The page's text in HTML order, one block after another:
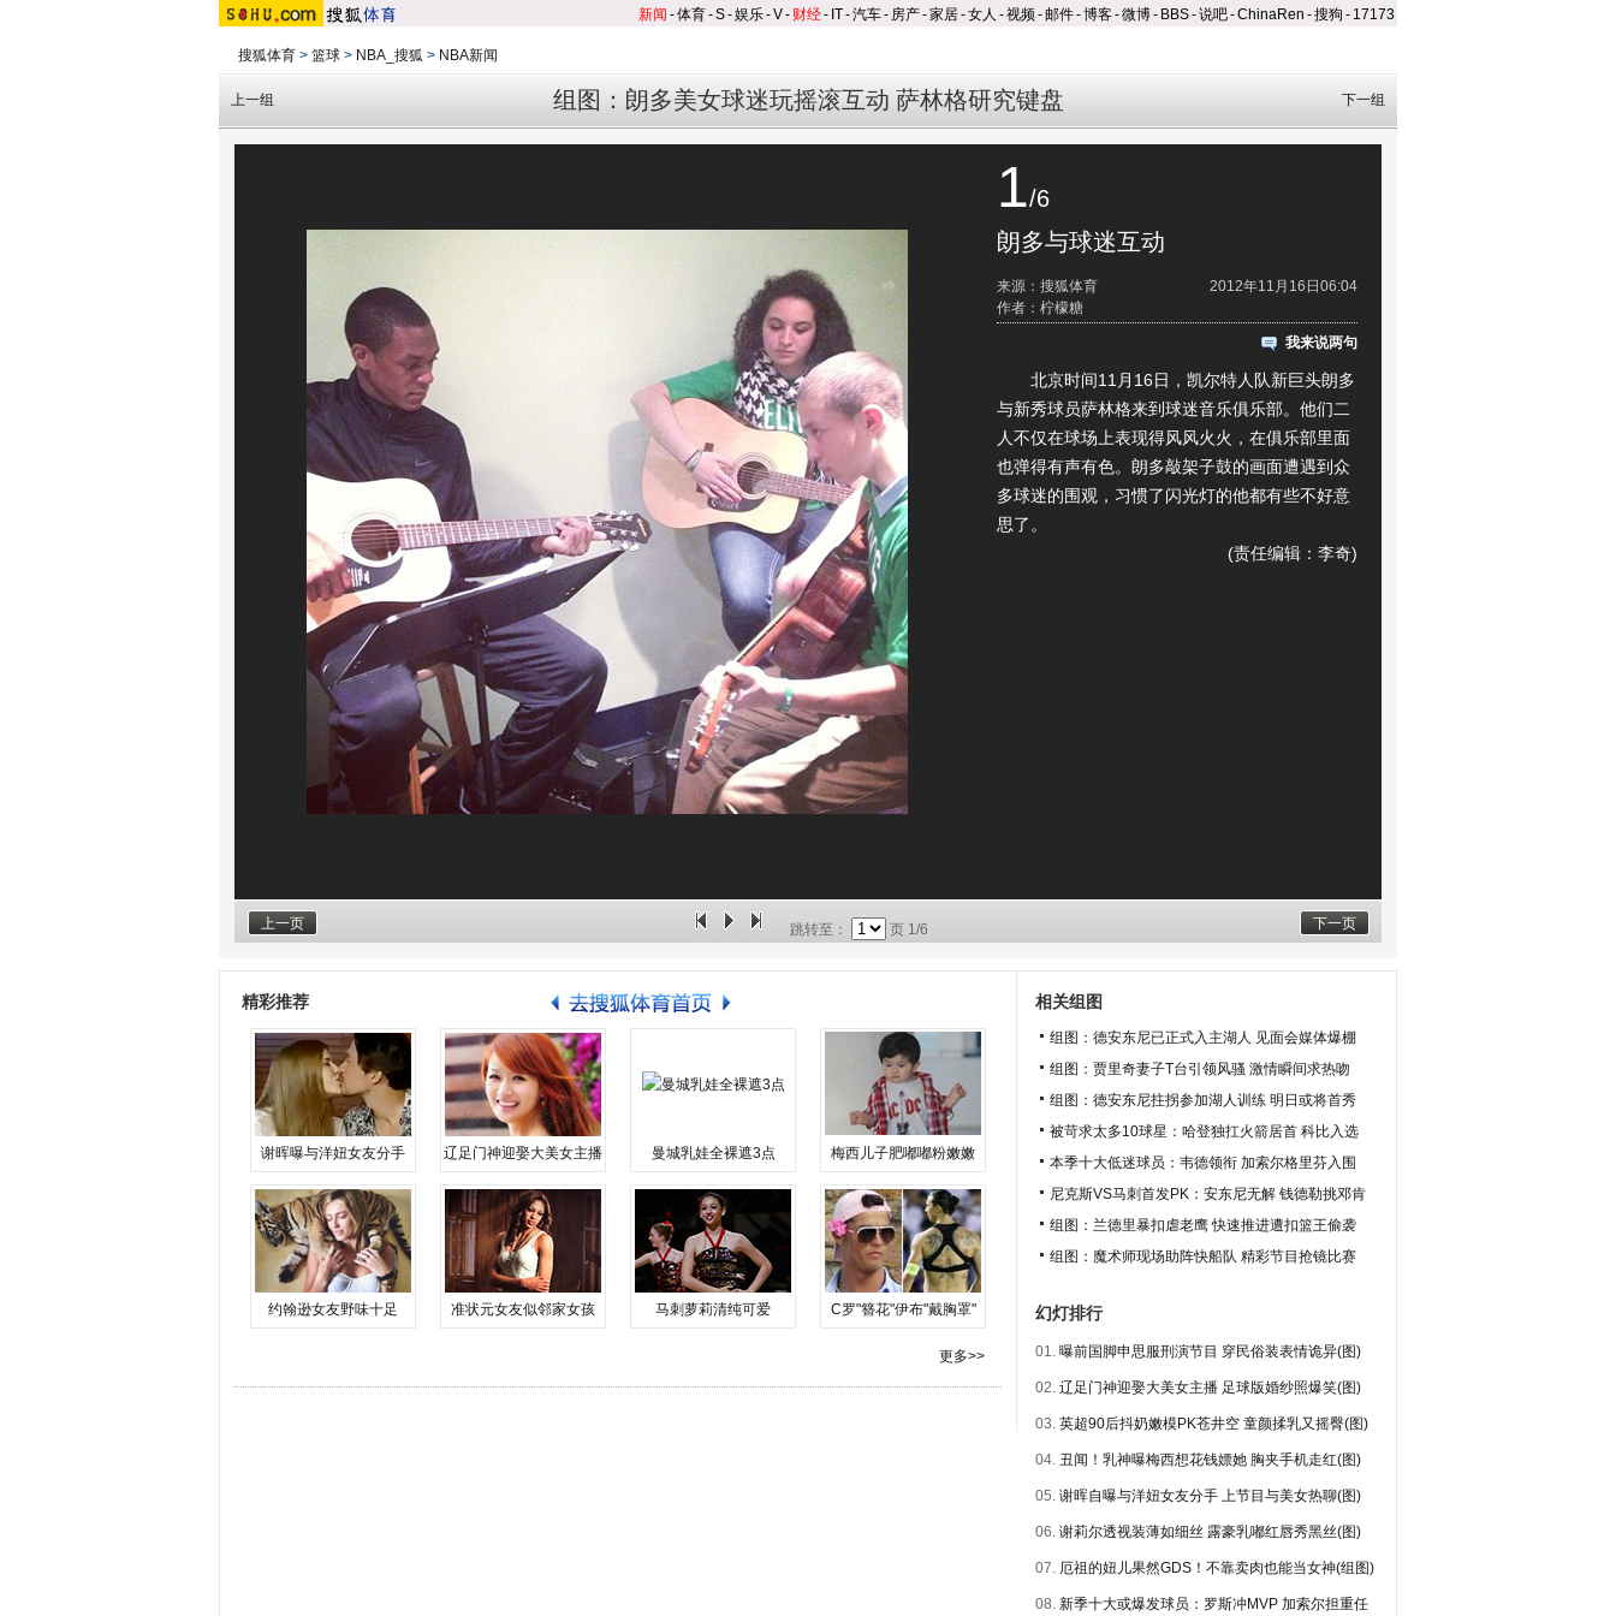
新闻 -体育-S-娱乐-V- 财经- IT-汽车- 房产-家居-女人 -视频-邮件-博客-微博- BBS-说吧-ChinaRen -搜狗 - 17173
搜狐体育 > 篮球 > NBA_搜狐 > NBA新闻
组图：朗多美女球迷玩摇滚互动 萨林格研究键盘
上一组 下一组
1/6
朗多与球迷互动
2012年11月16日06:04
来源：搜狐体育
作者：柠檬糖
我来说两句
北京时间11月16日，凯尔特人队新巨头朗多
与新秀球员萨林格来到球迷音乐俱乐部。他们二
人不仅在球场上表现得风风火火，在俱乐部里面
也弹得有声有色。朗多敲架子鼓的画面遭遇到众
多球迷的围观，习惯了闪光灯的他都有些不好意
思了。
(责任编辑：李奇)
上一页 下一页
跳转至： 页 1/6
精彩推荐
谢晖曝与洋妞女友分手 辽足门神迎娶大美女主播 曼城乳娃全裸遮3点 梅西儿子肥嘟嘟粉嫩嫩
约翰逊女友野味十足 准状元女友似邻家女孩 马刺萝莉清纯可爱 C罗"簪花"伊布"戴胸罩"
更多>>
相关组图
组图：德安东尼已正式入主湖人 见面会媒体爆棚
组图：贾里奇妻子T台引领风骚 激情瞬间求热吻
组图：德安东尼拄拐参加湖人训练 明日或将首秀
被苛求太多10球星：哈登独扛火箭居首 科比入选
本季十大低迷球员：韦德领衔 加索尔格里芬入围
尼克斯VS马刺首发PK：安东尼无解 钱德勒挑邓肯
组图：兰德里暴扣虐老鹰 快速推进遭扣篮王偷袭
组图：魔术师现场助阵快船队 精彩节目抢镜比赛
幻灯排行
01. 曝前国脚申思服刑演节目 穿民俗装表情诡异(图)
02. 辽足门神迎娶大美女主播 足球版婚纱照爆笑(图)
03. 英超90后抖奶嫩模PK苍井空 童颜揉乳又摇臀(图)
04. 丑闻！乳神曝梅西想花钱嫖她 胸夹手机走红(图)
05. 谢晖自曝与洋妞女友分手 上节目与美女热聊(图)
06. 谢莉尔透视装薄如细丝 露豪乳嘟红唇秀黑丝(图)
07. 厄祖的妞儿果然GDS！不靠卖肉也能当女神(组图)
08. 新季十大或爆发球员：罗斯冲MVP 加索尔担重任